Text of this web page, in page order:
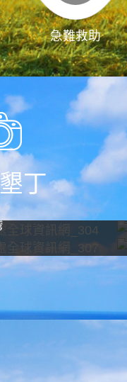
急難救助
丁